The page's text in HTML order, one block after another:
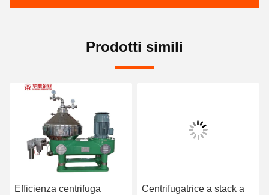
Prodotti simili
Efficienza centrifuga
Centrifugatrice a stack a